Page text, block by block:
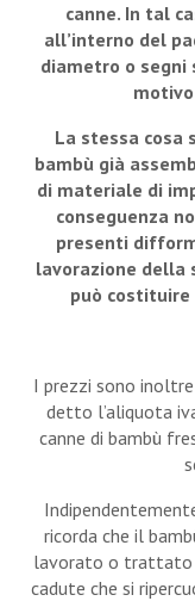
canne. In tal
all’interno del
diametro o segni
La stessa cosa
bambù già
di materiale di
conseguenza
presenti
lavorazione della
può costituire
I prezzi sono inoltre
detto l’aliquota
canne di bambù
ricorda che il
lavorato o trattato
cadute che si